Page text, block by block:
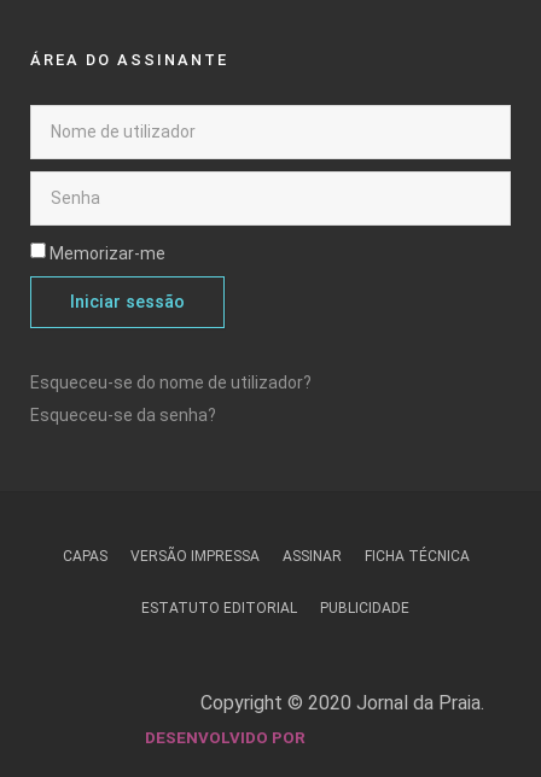
ÁREA DO ASSINANTE
Memorizar-me
Iniciar sessão
Esqueceu-se do nome de utilizador?
Esqueceu-se da senha?
CAPAS VERSÃO IMPRESSA ASSINAR FICHA TÉCNICA
ESTATUTO EDITORIAL PUBLICIDADE
Copyright © 2020 Jornal da Praia.
DESENVOLVIDO POR